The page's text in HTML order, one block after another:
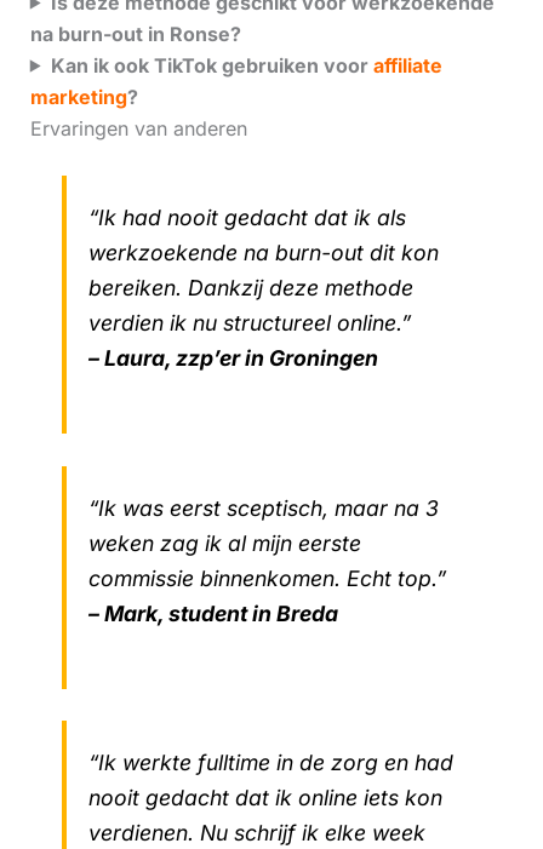
na burn-out in Ronse?
Kan ik ook TikTok gebruiken voor affiliate
marketing?
Ervaringen van anderen
“Ik had nooit gedacht dat ik als
werkzoekende na burn-out dit kon
bereiken. Dankzij deze methode
verdien ik nu structureel online.”
– Laura, zzp’er in Groningen
“Ik was eerst sceptisch, maar na 3
weken zag ik al mijn eerste
commissie binnenkomen. Echt top.”
– Mark, student in Breda
“Ik werkte fulltime in de zorg en had
nooit gedacht dat ik online iets kon
verdienen. Nu schrijf ik elke week